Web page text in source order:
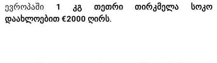
ევროპაში 1 კგ თეთრი თირკმელა სოკო
დაახლოებით €2000 ღირს.